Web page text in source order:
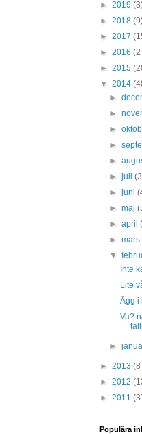
► 2019
► 2018
► 2017
► 2016
► 2015
▼ 2014
►
►
►
►
►
►juli
►juni
►maj
►april
►mars
▼
Inte
Lite
Ägg i
Va?
►
► 2013
► 2012
► 2011
Populära